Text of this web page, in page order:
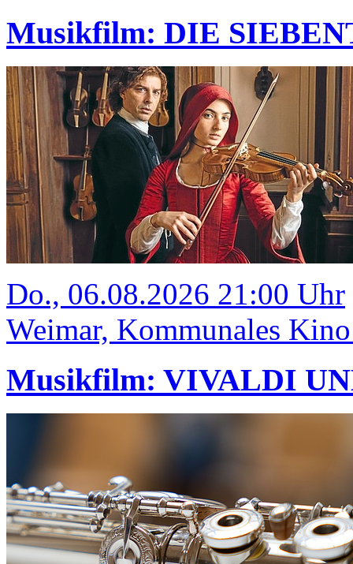
Musikfilm: DIE
Do., 06.08.2026 21:00 Uhr
Weimar, Kommunales
Musikfilm: VIVALDI